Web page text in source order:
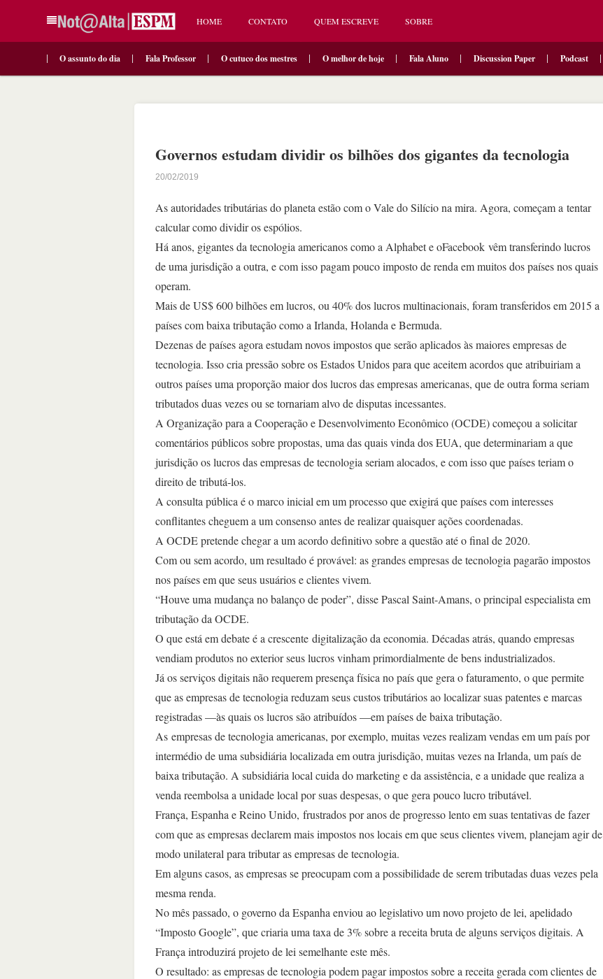
HOME CONTATO QUEM ESCREVE SOBRE
O assunto do dia Fala Professor O cutuco dos mestres O melhor de hoje Fala Aluno Discussion Paper Podcast
Governos estudam dividir os bilhões dos gigantes da tecnologia
20/02/2019
As autoridades tributárias do planeta estão com o Vale do Silício na mira. Agora, começam a tentar
calcular como dividir os espólios.
Há anos, gigantes da tecnologia americanos como a Alphabet e oFacebook vêm transferindo lucros
de uma jurisdição a outra, e com isso pagam pouco imposto de renda em muitos dos países nos quais
operam.
Mais de US$ 600 bilhões em lucros, ou 40% dos lucros multinacionais, foram transferidos em 2015 a
países com baixa tributação como a Irlanda, Holanda e Bermuda.
Dezenas de países agora estudam novos impostos que serão aplicados às maiores empresas de
tecnologia. Isso cria pressão sobre os Estados Unidos para que aceitem acordos que atribuiriam a
outros países uma proporção maior dos lucros das empresas americanas, que de outra forma seriam
tributados duas vezes ou se tornariam alvo de disputas incessantes.
A Organização para a Cooperação e Desenvolvimento Econômico (OCDE) começou a solicitar
comentários públicos sobre propostas, uma das quais vinda dos EUA, que determinariam a que
jurisdição os lucros das empresas de tecnologia seriam alocados, e com isso que países teriam o
direito de tributá-los.
A consulta pública é o marco inicial em um processo que exigirá que países com interesses
conflitantes cheguem a um consenso antes de realizar quaisquer ações coordenadas.
A OCDE pretende chegar a um acordo definitivo sobre a questão até o final de 2020.
Com ou sem acordo, um resultado é provável: as grandes empresas de tecnologia pagarão impostos
nos países em que seus usuários e clientes vivem.
“Houve uma mudança no balanço de poder”, disse Pascal Saint-Amans, o principal especialista em
tributação da OCDE.
O que está em debate é a crescente digitalização da economia. Décadas atrás, quando empresas
vendiam produtos no exterior seus lucros vinham primordialmente de bens industrializados.
Já os serviços digitais não requerem presença física no país que gera o faturamento, o que permite
que as empresas de tecnologia reduzam seus custos tributários ao localizar suas patentes e marcas
registradas —às quais os lucros são atribuídos —em países de baixa tributação.
As empresas de tecnologia americanas, por exemplo, muitas vezes realizam vendas em um país por
intermédio de uma subsidiária localizada em outra jurisdição, muitas vezes na Irlanda, um país de
baixa tributação. A subsidiária local cuida do marketing e da assistência, e a unidade que realiza a
venda reembolsa a unidade local por suas despesas, o que gera pouco lucro tributável.
França, Espanha e Reino Unido, frustrados por anos de progresso lento em suas tentativas de fazer
com que as empresas declarem mais impostos nos locais em que seus clientes vivem, planejam agir de
modo unilateral para tributar as empresas de tecnologia.
Em alguns casos, as empresas se preocupam com a possibilidade de serem tributadas duas vezes pela
mesma renda.
No mês passado, o governo da Espanha enviou ao legislativo um novo projeto de lei, apelidado
“Imposto Google”, que criaria uma taxa de 3% sobre a receita bruta de alguns serviços digitais. A
França introduzirá projeto de lei semelhante este mês.
O resultado: as empresas de tecnologia podem pagar impostos sobre a receita gerada com clientes de